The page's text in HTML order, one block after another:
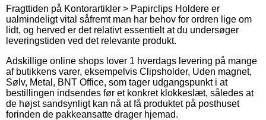
Fragttiden på Kontorartikler > Papirclips Holdere er
ualmindeligt vital såfremt man har behov for ordren lige om
lidt, og herved er det relativt essentielt at du undersøger
leveringstiden ved det relevante produkt.
Adskillige online shops lover 1 hverdags levering på mange
af butikkens varer, eksempelvis Clipsholder, Uden magnet,
Sølv, Metal, BNT Office, som tager udgangspunkt i at
bestillingen indsendes før et konkret klokkeslæt, således at
de højst sandsynligt kan nå at få produktet på posthuset
forinden de pakkeansatte drager hjemad.